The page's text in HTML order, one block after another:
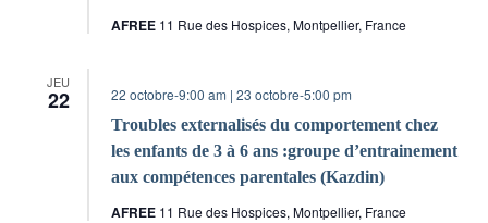
AFREE 11 Rue des Hospices, Montpellier, France
JEU
22
Troubles externalisés du comportement chez
les enfants de 3 à 6 ans :groupe d’entrainement
aux compétences parentales (Kazdin)
22 octobre-9:00 am | 23 octobre-5:00 pm
AFREE 11 Rue des Hospices, Montpellier, France